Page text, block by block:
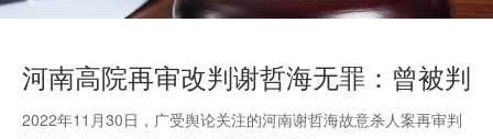
河南高院再审改判谢哲海无罪：曾被判
杀人罪服刑22年
2022年11月30日，广受舆论关注的河南谢哲海故意杀人案再审判